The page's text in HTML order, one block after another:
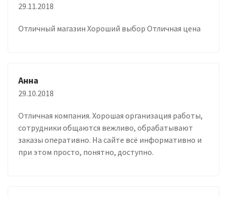
29.11.2018
Отличный магазин Хороший выбор Отличная цена
Анна
29.10.2018
Отличная компания. Хорошая организация работы,
сотрудники общаются вежливо, обрабатывают
заказы оперативно. На сайте всё информативно и
при этом просто, понятно, доступно.